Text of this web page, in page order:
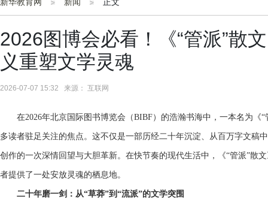
2026图博会必看！《“管派”散
义重塑文学灵魂
2026-07-07 15:32 来源： 互联网
在2026年北京国际图书博览会（BIBF）的浩瀚书海中，一本名为
多读者驻足关注的焦点。这不仅是一部历经二十年沉淀、从百万字文稿
创作的一次深情回望与大胆革新。在快节奏的现代生活中，《“管派”散
者提供了一处安放灵魂的栖息地。
二十年磨一剑：从“草莽”到“流派”的文学突围